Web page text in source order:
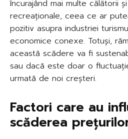
încurajând mai multe călătorii
recreaționale, ceea ce ar
pozitiv asupra industriei
economice conexe. Totuși,
această scădere va fi
sau dacă este doar o
urmată de noi creșteri.
Factori care au
scăderea